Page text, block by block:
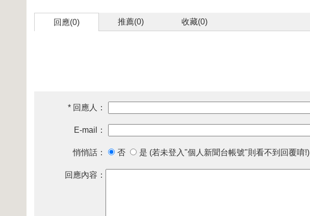
回應(0) 推薦(0) 收藏(0)
* 回應人：
E-mail：
悄悄話： 否 是 (若未登入"個人新聞台帳號"則看不到回覆唷!)
回應內容：